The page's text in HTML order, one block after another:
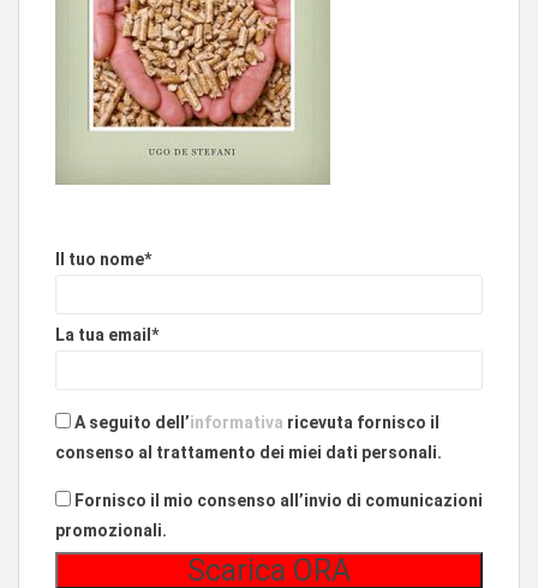
Il tuo nome*
La tua email*
A seguito dell’informativa ricevuta fornisco il
consenso al trattamento dei miei dati personali.
Fornisco il mio consenso all’invio di comunicazioni
promozionali.